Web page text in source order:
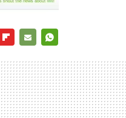
MAIL